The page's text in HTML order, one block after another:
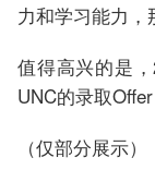
力和学习能力，
值得高兴的是
UNC的录取Offer
（仅部分展示）